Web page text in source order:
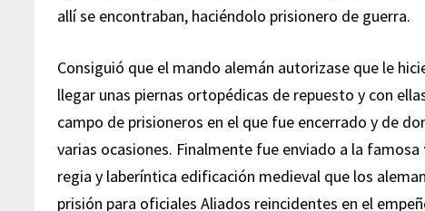
allí se encontraban, haciéndolo prisionero de guerra.
Consiguió que el mando alemán autorizase que le
llegar unas piernas ortopédicas de repuesto y con
campo de prisioneros en el que fue encerrado y de
varias ocasiones. Finalmente fue enviado a la famosa
regia y laberíntica edificación medieval que los
prisión para oficiales Aliados reincidentes en el